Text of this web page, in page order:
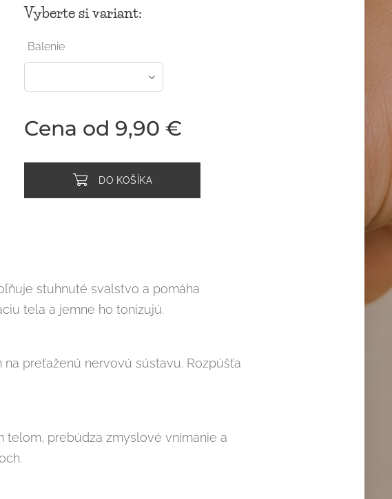
Vyberte si variant:
Balenie
Cena od9,90 €
DO KOŠÍKA
stuhnuté svalstvo a pomáha
tela a jemne ho tonizujú.
preťaženú nervovú sústavu. Rozpúšťa
telom, prebúdza zmyslové vnímanie a